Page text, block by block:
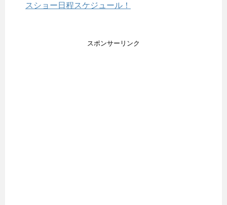
スショー日程スケジュール！
スポンサーリンク